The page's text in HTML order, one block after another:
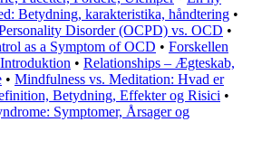
Betydning, karakteristika, håndtering •
Disorder (OCPD) vs. OCD •
as a Symptom of OCD • Forskellen
Introduktion • Relationships – Ægteskab,
• Mindfulness vs. Meditation: Hvad er
Betydning, Effekter og Risici •
Symptomer, Årsager og